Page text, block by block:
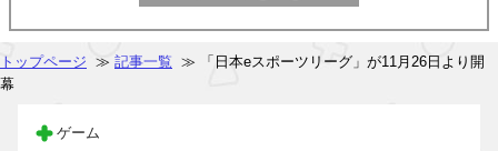
トップページ ≫ 記事一覧 ≫ 「日本eスポーツリーグ」が11月26日より開
幕
ゲーム